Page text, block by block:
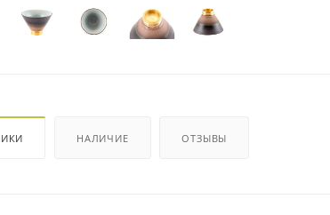
НАЛИЧИЕ ОТЗЫВЫ